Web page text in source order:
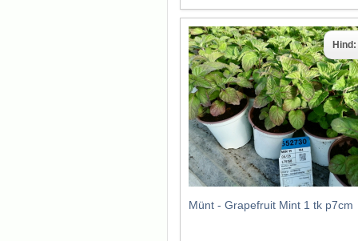
Münt - Grapefruit Mint 1 tk p7cm
Hind: